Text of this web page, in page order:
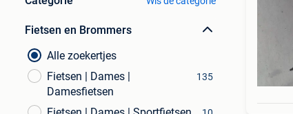
Fietsen en Brommers
Alle zoekertjes
Fietsen | Dames |
Damesfietsen
135